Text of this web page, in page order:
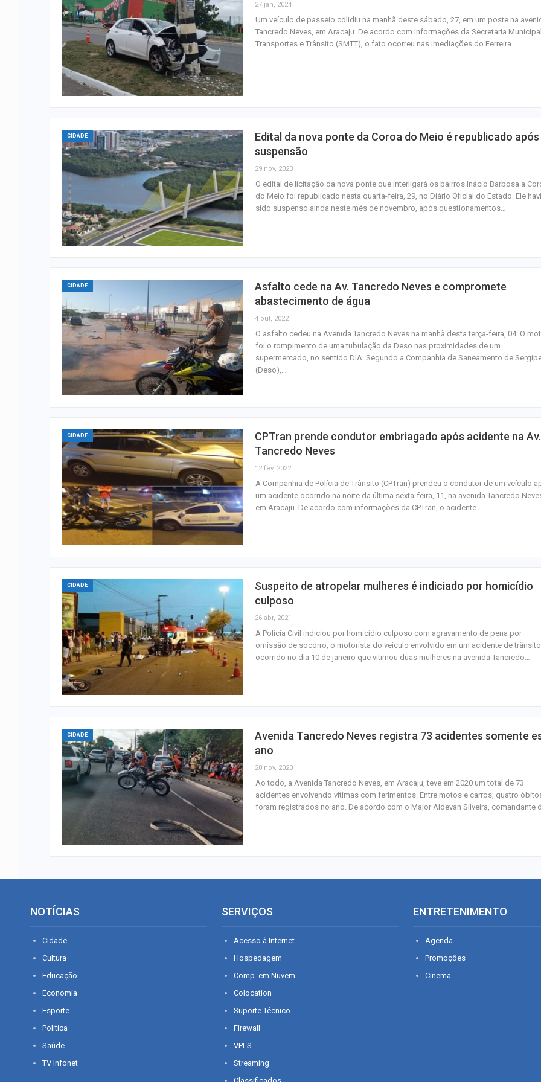
27 jan, 2024
Um veículo de passeio colidiu na manhã deste sábado, 27, em um poste na
Tancredo Neves, em Aracaju. De acordo com informações da Secretaria
Transportes e Trânsito (SMTT), o fato ocorreu nas imediações do Ferreira…
CIDADE
Edital da nova ponte da Coroa do Meio é republicado após
suspensão
29 nov, 2023
O edital de licitação da nova ponte que interligará os bairros Inácio Barbosa a
do Meio foi republicado nesta quarta-feira, 29, no Diário Oficial do Estado. Ele
sido suspenso ainda neste mês de novembro, após questionamentos…
CIDADE
Asfalto cede na Av. Tancredo Neves e compromete
abastecimento de água
4 out, 2022
O asfalto cedeu na Avenida Tancredo Neves na manhã desta terça-feira, 04. O
foi o rompimento de uma tubulação da Deso nas proximidades de um
supermercado, no sentido DIA. Segundo a Companhia de Saneamento de
(Deso),…
CIDADE
CPTran prende condutor embriagado após acidente na Av.
Tancredo Neves
12 fev, 2022
A Companhia de Polícia de Trânsito (CPTran) prendeu o condutor de um veículo
um acidente ocorrido na noite da última sexta-feira, 11, na avenida Tancredo
em Aracaju. De acordo com informações da CPTran, o acidente…
CIDADE
Suspeito de atropelar mulheres é indiciado por homicídio
culposo
26 abr, 2021
A Polícia Civil indiciou por homicídio culposo com agravamento de pena por
omissão de socorro, o motorista do veículo envolvido em um acidente de
ocorrido no dia 10 de janeiro que vitimou duas mulheres na avenida Tancredo…
CIDADE
Avenida Tancredo Neves registra 73 acidentes somente
ano
20 nov, 2020
Ao todo, a Avenida Tancredo Neves, em Aracaju, teve em 2020 um total de 73
acidentes envolvendo vítimas com ferimentos. Entre motos e carros, quatro
foram registrados no ano. De acordo com o Major Aldevan Silveira, comandante
NOTÍCIAS
Cidade
Cultura
Educação
Economia
Esporte
Política
Saúde
TV Infonet
SERVIÇOS
Acesso à Internet
Hospedagem
Comp. em Nuvem
Colocation
Suporte Técnico
Firewall
VPLS
Streaming
ENTRETENIMENTO
Agenda
Promoções
Cinema